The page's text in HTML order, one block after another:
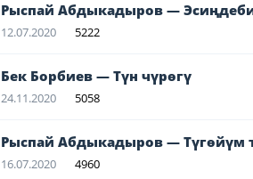
Рыспай Абдыкадыров —
12.07.2020 5222
Бек Борбиев — Түн чүрөгү
24.11.2020 5058
Рыспай Абдыкадыров — Түгөйүм
16.07.2020 4960